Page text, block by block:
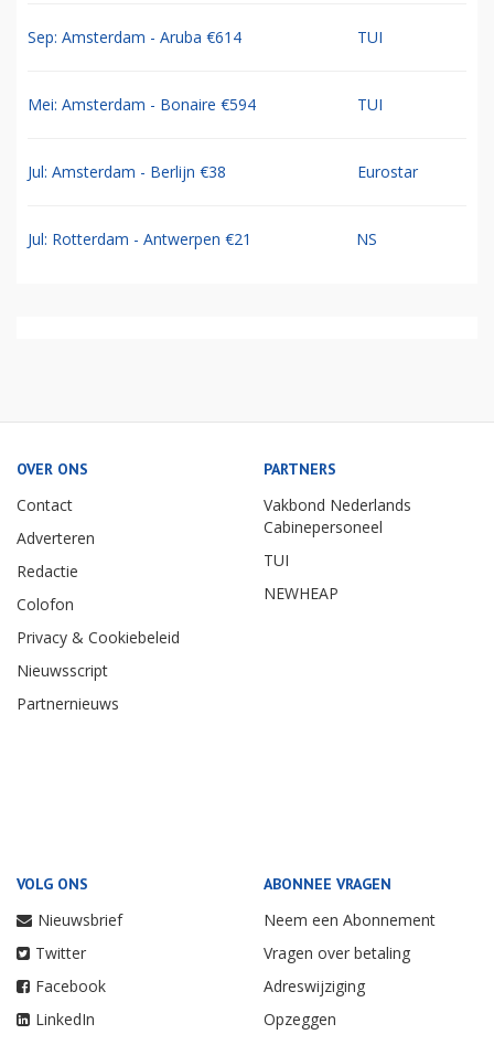
Sep: Amsterdam - Aruba €614 TUI
Mei: Amsterdam - Bonaire €594 TUI
Jul: Amsterdam - Berlijn €38 Eurostar
Jul: Rotterdam - Antwerpen €21 NS
OVER ONS
Contact
Adverteren
Redactie
Colofon
Privacy & Cookiebeleid
Nieuwsscript
Partnernieuws
PARTNERS
Vakbond Nederlands
Cabinepersoneel
TUI
NEWHEAP
VOLG ONS
Nieuwsbrief
Twitter
Facebook
LinkedIn
ABONNEE VRAGEN
Neem een Abonnement
Vragen over betaling
Adreswijziging
Opzeggen